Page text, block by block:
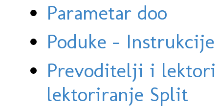
Parametar doo
Poduke -
Prevoditelji i
lektoriranje Split